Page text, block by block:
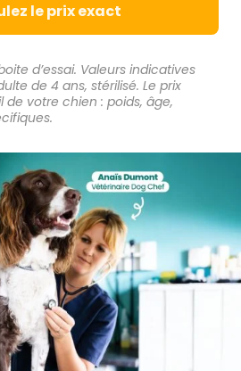
le prix exact
d’essai. Valeurs indicatives
de 4 ans, stérilisé. Le prix
votre chien : poids, âge,